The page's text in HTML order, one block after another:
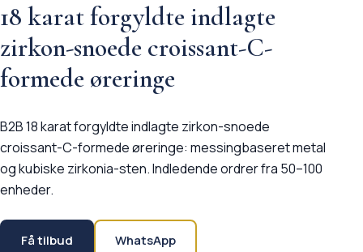
18 karat forgyldte indlagte
zirkon-snoede croissant-C-
formede øreringe
B2B 18 karat forgyldte indlagte zirkon-snoede
croissant-C-formede øreringe: messingbaseret metal
og kubiske zirkonia-sten. Indledende ordrer fra 50–100
enheder.
Få tilbud WhatsApp